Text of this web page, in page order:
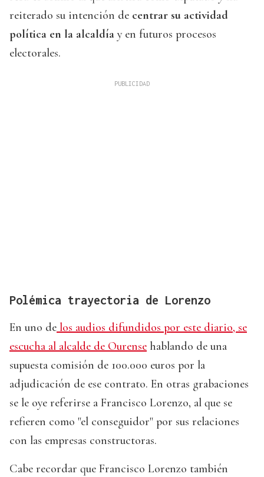
reiterado su intención de centrar su actividad
política en la alcaldía y en futuros procesos
electorales.
Polémica trayectoria de Lorenzo
En uno de los audios difundidos por este diario, se
escucha al alcalde de Ourense hablando de una
supuesta comisión de 100.000 euros por la
adjudicación de ese contrato. En otras grabaciones
se le oye referirse a Francisco Lorenzo, al que se
refieren como "el conseguidor" por sus relaciones
con las empresas constructoras.
Cabe recordar que Francisco Lorenzo también